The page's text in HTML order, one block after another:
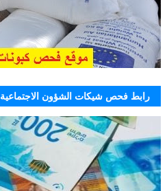
رابط فحص شيكات الشؤون الاجتماعية